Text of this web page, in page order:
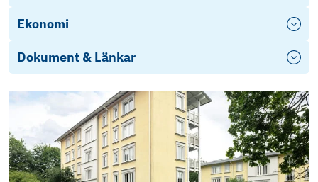
Ekonomi
Dokument & Länkar
Stadgar
Årsredovisning 2024